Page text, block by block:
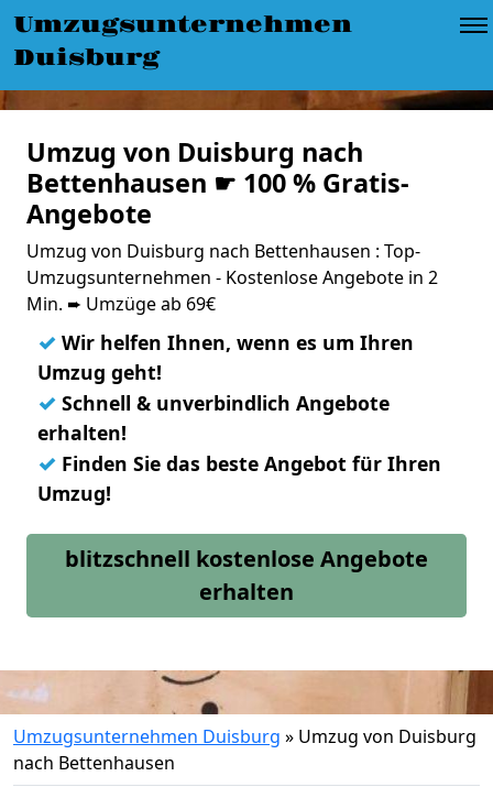
Umzugsunternehmen
Duisburg
Umzug von Duisburg nach
Bettenhausen ☛ 100 % Gratis-
Angebote
Umzug von Duisburg nach Bettenhausen : Top-
Umzugsunternehmen - Kostenlose Angebote in 2
Min. ➨ Umzüge ab 69€
✓ Wir helfen Ihnen, wenn es um Ihren
Umzug geht!
✓ Schnell & unverbindlich Angebote
erhalten!
✓ Finden Sie das beste Angebot für Ihren
Umzug!
blitzschnell kostenlose Angebote
erhalten
Umzugsunternehmen Duisburg » Umzug von Duisburg
nach Bettenhausen